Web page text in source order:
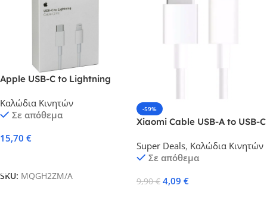
Apple USB-C to Lightning
Καλώδια Κινητών
Σε απόθεμα
15,70 €
SKU: MQGH2ZM/A
-59%
Xiaomi Cable USB-A to USB-C
BHR6032GL BULK
Super Deals, Καλώδια Κινητών
Σε απόθεμα
9,90€ 4,09 €